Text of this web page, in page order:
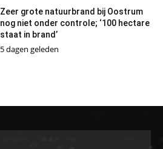
Zeer grote natuurbrand bij Oostrum
nog niet onder controle; ‘100 hectare
staat in brand’
5 dagen geleden